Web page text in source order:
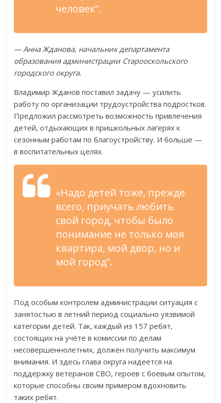
человек”.
— Анна Жданова, начальник департамента
образования администрации Старооскольского
городского округа.
Владимир Жданов поставил задачу — усилить
работу по организации трудоустройства подростков.
Предложил рассмотреть возможность привлечения
детей, отдыхающих в пришкольных лагерях к
сезонным работам по благоустройству. И больше —
в воспитательных целях.
«Надо детей тоже, прежде
всего, приучать любить
свой город, чтобы было
понимание не только моя
квартира, мой двор, но и
мой город”.
Под особым контролем администрации ситуация с
занятостью в летний период социально уязвимой
категории детей. Так, каждый из 157 ребят,
состоящих на учёте в комиссии по делам
несовершеннолетних, должен получить максимум
внимания. И здесь глава округа надеется на
поддержку ветеранов СВО, героев с боевым опытом,
которые способны своим примером вдохновить
таких ребят.